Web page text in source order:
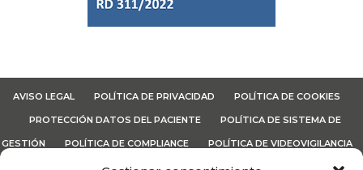
AVISO LEGAL POLÍTICA DE PRIVACIDAD POLÍTICA DE COOKIES
PROTECCIÓN DATOS DEL PACIENTE POLÍTICA DE SISTEMA DE
GESTIÓN POLÍTICA DE COMPLIANCE POLÍTICA DE VIDEOVIGILANCIA
CANAL ÉTICO TÉRMINOS Y CONDICIONES